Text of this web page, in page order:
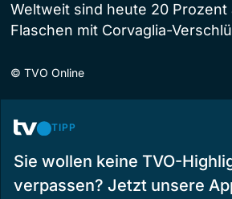
Weltweit sind heute 20 Prozent
Flaschen mit Corvaglia-
© TVO Online
TIPP
Sie wollen keine TVO-
verpassen? Jetzt unsere